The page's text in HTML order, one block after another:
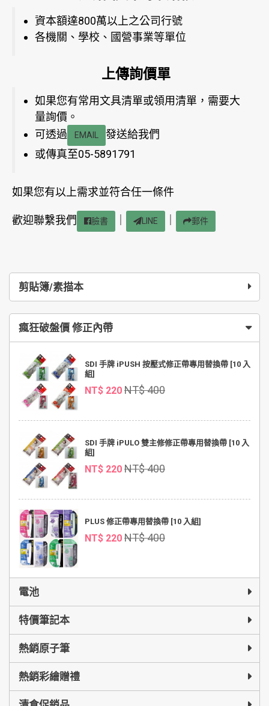
剪貼簿/素描本
瘋狂破盤價 修正內帶
SDI 手牌 iPUSH 按壓式修正帶專用替換帶 [10 入
組]
NT$ 220 NT$ 400
SDI 手牌 iPULO 雙主修修正帶專用替換帶 [10 入
組]
NT$ 220 NT$ 400
PLUS 修正帶專用替換帶 [10 入組]
NT$ 220 NT$ 400
電池
特價筆記本
熱銷原子筆
熱銷彩繪贈禮
資本額達800萬以上之公司行號
各機關、學校、國營事業等單位
上傳詢價單
如果您有常用文具清單或領用清單，需要大
量詢價。
可透過
EMAIL
發送給我們
或傳真至05-5891791
如果您有以上需求並符合任一條件
歡迎聯繫我們 臉書 LINE 郵件